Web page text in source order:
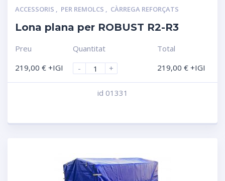
ACCESSORIS , PER REMOLCS , CÀRREGA REFORÇATS
Lona plana per ROBUST R2-R3
Preu
219,00 € +IGI
Quantitat
-
+
Total
219,00 € +IGI
id 01331